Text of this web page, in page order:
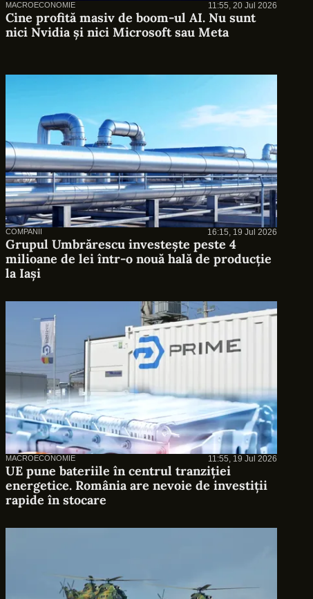
MACROECONOMIE 11:55, 20 Jul 2026
Cine profită masiv de boom-ul AI. Nu sunt
nici Nvidia și nici Microsoft sau Meta
COMPANII 16:15, 19 Jul 2026
Grupul Umbrărescu investește peste 4
milioane de lei într-o nouă hală de producție
la Iași
MACROECONOMIE 11:55, 19 Jul 2026
UE pune bateriile în centrul tranziției
energetice. România are nevoie de investiții
rapide în stocare